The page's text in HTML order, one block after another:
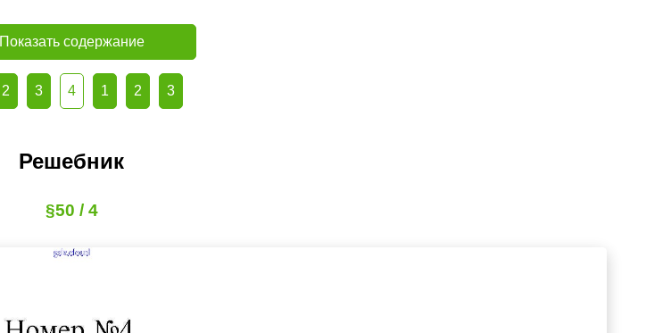
Показать содержание
2 3 4 1 2 3
Решебник
§50 / 4